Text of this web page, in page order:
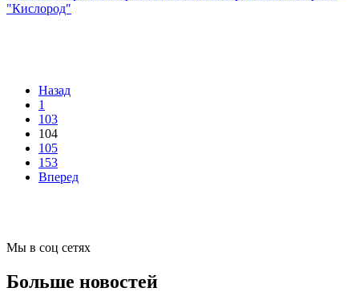
Назад
1
103
104
105
153
Вперед
Мы в соц сетях
Больше новостей